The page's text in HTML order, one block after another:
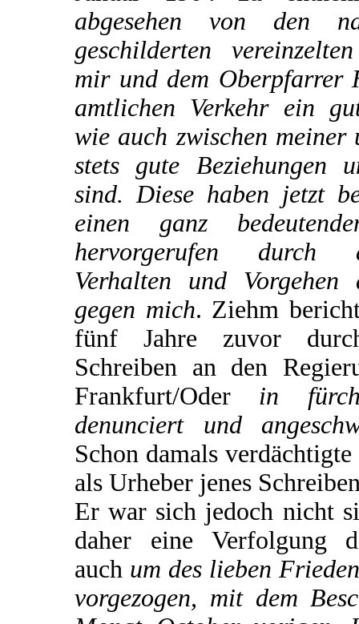
abgesehen von den
geschilderten
mir und dem Oberpfarrer
amtlichen Verkehr ein
wie auch zwischen
stets gute Beziehungen
sind. Diese haben jetzt
einen ganz
hervorgerufen durch
Verhalten und Vorgehen
gegen mich. Ziehm
fünf Jahre zuvor
Schreiben an den
Frankfurt/Oder in
denunciert und
Schon damals
als Urheber jenes
Er war sich jedoch nicht
daher eine Verfolgung
auch um des lieben
vorgezogen, mit dem